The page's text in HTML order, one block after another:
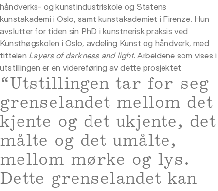
håndverks- og kunstindustriskole og Statens
kunstakademi i Oslo, samt kunstakademiet i Firenze. Hun
avslutter for tiden sin PhD i kunstnerisk praksis ved
Kunsthøgskolen i Oslo, avdeling Kunst og håndverk, med
tittelen Layers of darkness and light. Arbeidene som vises i
utstillingen er en videreføring av dette prosjektet.
“Utstillingen tar for seg
grenselandet mellom det
kjente og det ukjente, det
målte og det umålte,
mellom mørke og lys.
Dette grenselandet kan